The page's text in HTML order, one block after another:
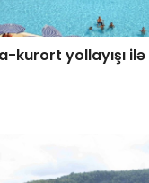
kurort yollayışı